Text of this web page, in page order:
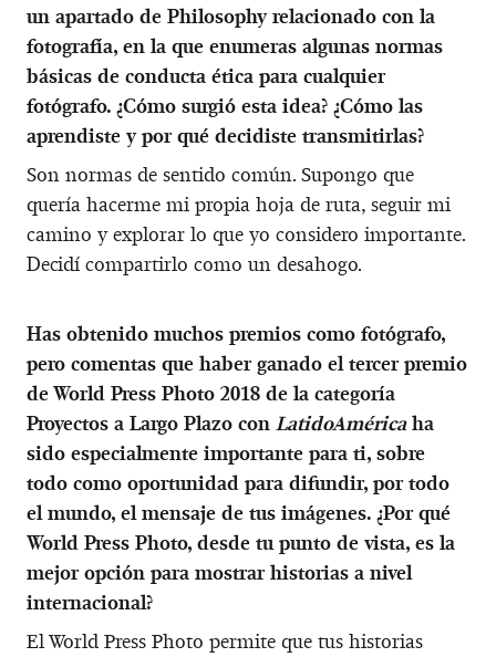
un apartado de Philosophy relacionado con la
fotografía, en la que enumeras algunas normas
básicas de conducta ética para cualquier
fotógrafo. ¿Cómo surgió esta idea? ¿Cómo las
aprendiste y por qué decidiste transmitirlas?
Son normas de sentido común. Supongo que
quería hacerme mi propia hoja de ruta, seguir mi
camino y explorar lo que yo considero importante.
Decidí compartirlo como un desahogo.
Has obtenido muchos premios como fotógrafo,
pero comentas que haber ganado el tercer premio
de World Press Photo 2018 de la categoría
Proyectos a Largo Plazo con LatidoAméricaha
sido especialmente importante para ti, sobre
todo como oportunidad para difundir, por todo
el mundo, el mensaje de tus imágenes. ¿Por qué
World Press Photo, desde tu punto de vista, es la
mejor opción para mostrar historias a nivel
internacional?
El World Press Photo permite que tus historias